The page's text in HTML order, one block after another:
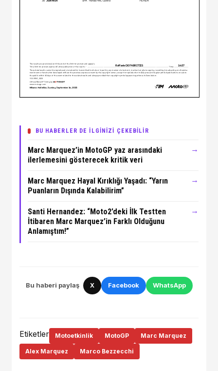
BU HABERLER DE İLGİNİZİ ÇEKEBİLİR
Marc Marquez’in MotoGP yaz arasındaki
ilerlemesini gösterecek kritik veri
→
Marc Marquez Hayal Kırıklığı Yaşadı: “Yarın
Puanların Dışında Kalabilirim”
→
Santi Hernandez: “Moto2’deki İlk Testten
İtibaren Marc Marquez’in Farklı Olduğunu
Anlamıştım!”
→
Bu haberi paylaş X Facebook WhatsApp
Etiketler Motoetkinlik MotoGP Marc Marquez
Alex Marquez Marco Bezzecchi